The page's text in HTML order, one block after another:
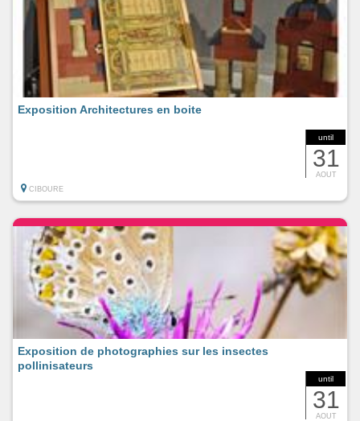
until
31
AOUT
Exposition Architectures en boite
CIBOURE
until
31
AOUT
Exposition de photographies sur les insectes
pollinisateurs